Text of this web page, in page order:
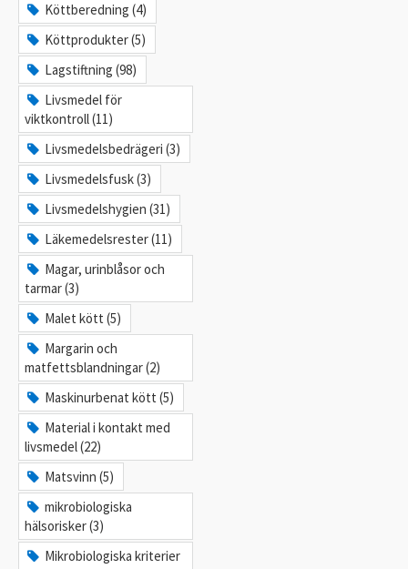
Köttberedning (4)
Köttprodukter (5)
Lagstiftning (98)
Livsmedel för
viktkontroll (11)
Livsmedelsbedrägeri (3)
Livsmedelsfusk (3)
Livsmedelshygien (31)
Läkemedelsrester (11)
Magar, urinblåsor och
tarmar (3)
Malet kött (5)
Margarin och
matfettsblandningar (2)
Maskinurbenat kött (5)
Material i kontakt med
livsmedel (22)
Matsvinn (5)
mikrobiologiska
hälsorisker (3)
Mikrobiologiska kriterier